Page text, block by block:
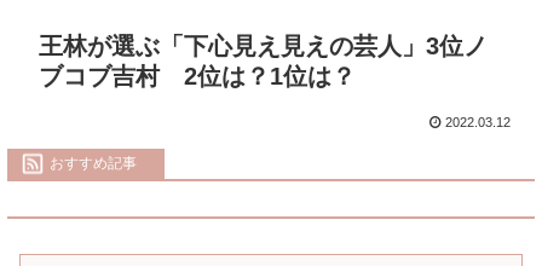
王林が選ぶ「下心見え見えの芸人」3位ノ
ブコブ吉村 2位は？1位は？
2022.03.12
おすすめ記事